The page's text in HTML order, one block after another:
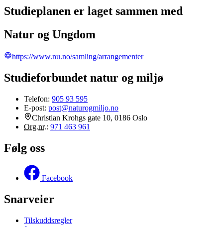
Studieplanen er laget sammen med
Natur og Ungdom
https://www.nu.no/samling/arrangementer
Studieforbundet natur og miljø
Telefon: 905 93 595
E-post: post@naturogmiljo.no
Christian Krohgs gate 10, 0186 Oslo
Org.nr.: 971 463 961
Følg oss
Facebook
Snarveier
Tilskuddsregler